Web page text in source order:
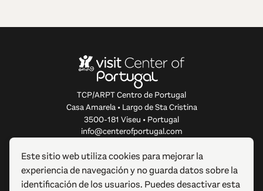
TCP/ARPT Centro de Portugal
Casa Amarela • Largo de Sta Cristina
3500-181 Viseu • Portugal
info@centerofportugal.com
SOBRE ESTE SITIO WEB
Este sitio web utiliza cookies para mejorar la
experiencia de navegación y no guarda datos sobre la
identificación de los usuarios. Puedes desactivar esta